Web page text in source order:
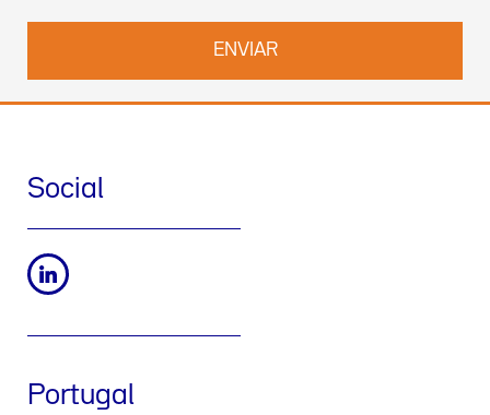
Social
Portugal